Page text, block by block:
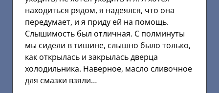
находиться рядом, я надеялся, что она
передумает, и я приду ей на помощь.
Слышимость был отличная. С полминуты
мы сидели в тишине, слышно было только,
как открылась и закрылась дверца
холодильника. Наверное, масло сливочное
для смазки взяли…